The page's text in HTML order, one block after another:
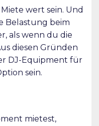
wert sein. Und
Belastung beim
als wenn du die
diesen Gründen
DJ-Equipment für
sein.
mietest,